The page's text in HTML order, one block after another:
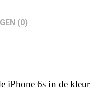
(0)
iPhone 6s in de kleur